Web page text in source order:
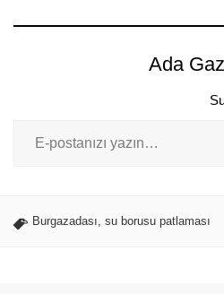
Ada
Burgazadası, su borusu patlaması